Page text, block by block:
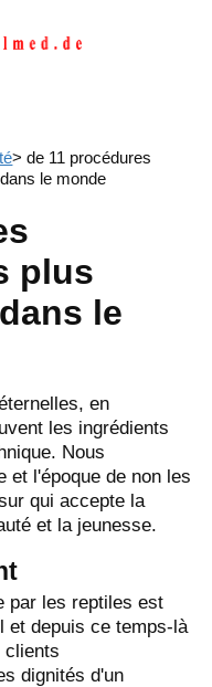
>de 11 procédures
le monde
plus
le
en
les ingrédients
Nous
et l'époque de non les
qui accepte la
et la jeunesse.
par les reptiles est
et depuis ce temps-là
clients
dignités d'un